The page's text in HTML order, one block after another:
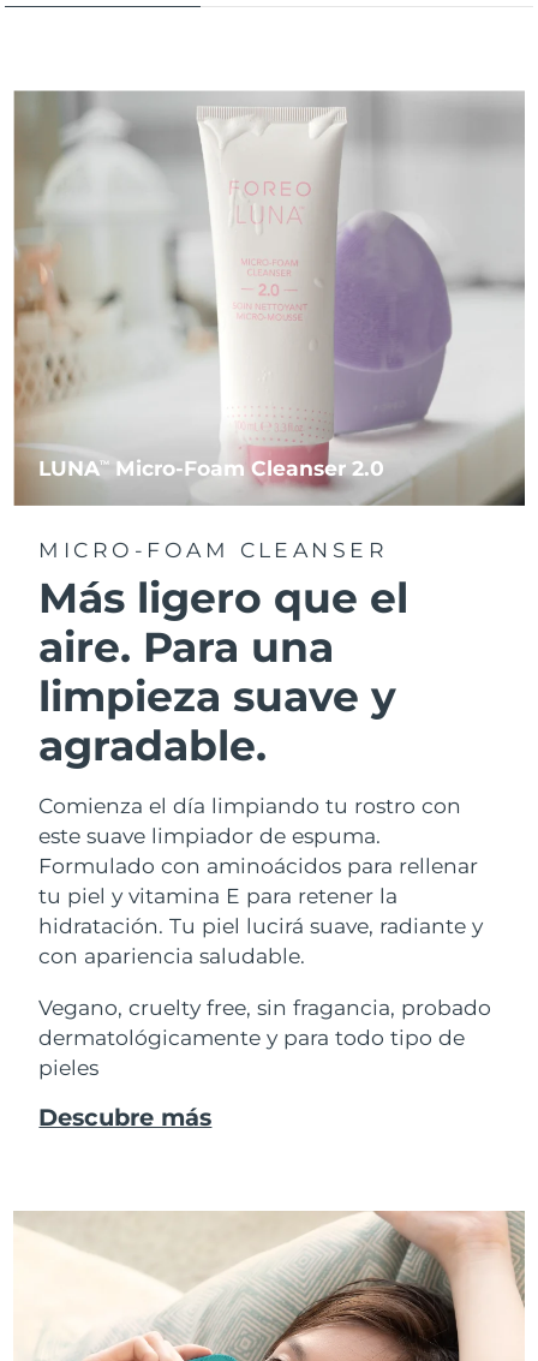
LUNATM Micro-Foam Cleanser 2.0
MICRO-FOAM CLEANSER
Más ligero que el
aire. Para una
limpieza suave y
agradable.
Comienza el día limpiando tu rostro con
este suave limpiador de espuma.
Formulado con aminoácidos para rellenar
tu piel y vitamina E para retener la
hidratación. Tu piel lucirá suave, radiante y
con apariencia saludable.
Vegano, cruelty free, sin fragancia, probado
dermatológicamente y para todo tipo de
pieles
Descubre más